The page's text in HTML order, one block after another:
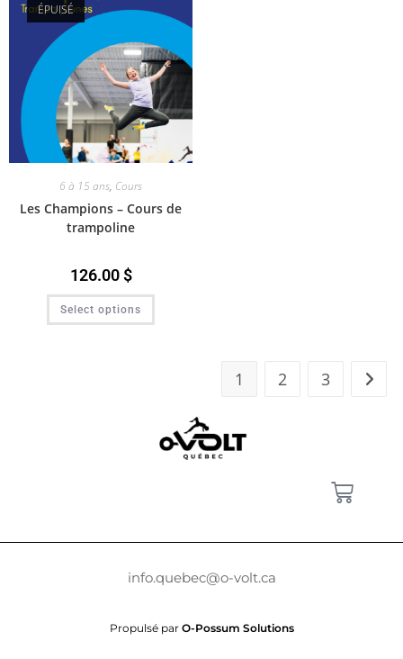
ÉPUISÉ
6 à 15 ans, Cours
Les Champions – Cours de
trampoline
126.00$
Select options
1 2 3
info.quebec@o-volt.ca
Propulsé par O-Possum Solutions